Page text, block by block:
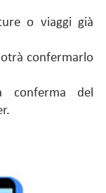
o viaggi già
confermarlo
conferma del